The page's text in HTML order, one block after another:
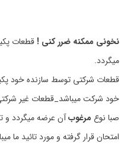
نخونی ممکنه ضرر کنی !
میگردد.
قطعات شرکتی توسط سازنده خود
خود شرکت میباشد_قطعات غیر
صبا نوع مرغوبآن عرضه میگردد و
امتحان قرار گرفته و مورد تائید ما